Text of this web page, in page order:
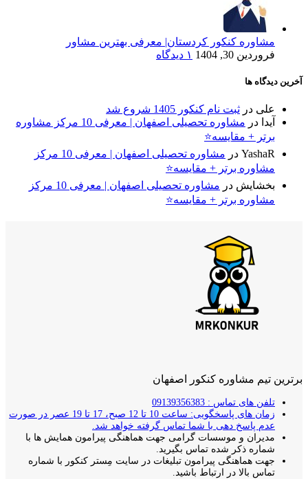
مشاوره کنکور کردستان| معرفی بهترین مشاور
فروردین 30, 1404
۱ دیدگاه
آخرین دیدگاه ها
علی در ثبت نام کنکور 1405 شروع شد
آیدا در
مشاوره تحصیلی اصفهان | معرفی 10 مرکز مشاوره
برتر + مقایسه⭐
YashaR در
مشاوره تحصیلی اصفهان | معرفی 10 مرکز
مشاوره برتر + مقایسه⭐
بخشایش در
مشاوره تحصیلی اصفهان | معرفی 10 مرکز
مشاوره برتر + مقایسه⭐
برترین تیم مشاوره کنکور اصفهان
تلفن های تماس : 09139356383
زمان های پاسخگویی: ساعت 10 تا 12 صبح، 17 تا 19 عصر در صورت
عدم پاسخ دهی با شما تماس گرفته خواهد شد.
مدیران و موسسات گرامی جهت هماهنگی پیرامون همایش ها با
شماره ذکر شده تماس بگیرید.
جهت هماهنگی پیرامون تبلیغات در سایت مِستر کنکور با شماره
تماس بالا در ارتباط باشید.